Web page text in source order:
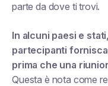
parte da dove ti trovi.
In alcuni paesi e
partecipanti
prima che una
Questa è nota come